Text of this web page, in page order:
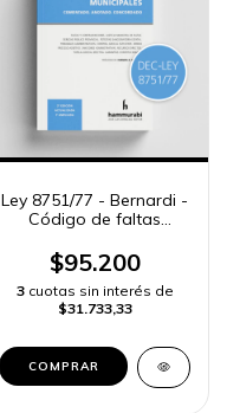
Ley 8751/77 - Bernardi -
Código de faltas
$95.200
3 cuotas sin interés de
$31.733,33
COMPRAR